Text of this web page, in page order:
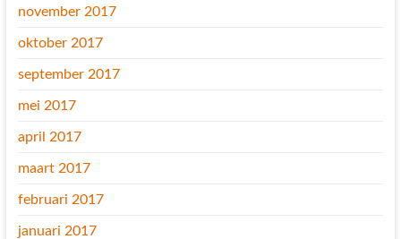
november 2017
oktober 2017
september 2017
mei 2017
april 2017
maart 2017
februari 2017
januari 2017